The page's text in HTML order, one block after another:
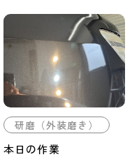
研磨（外装磨き）
本日の作業